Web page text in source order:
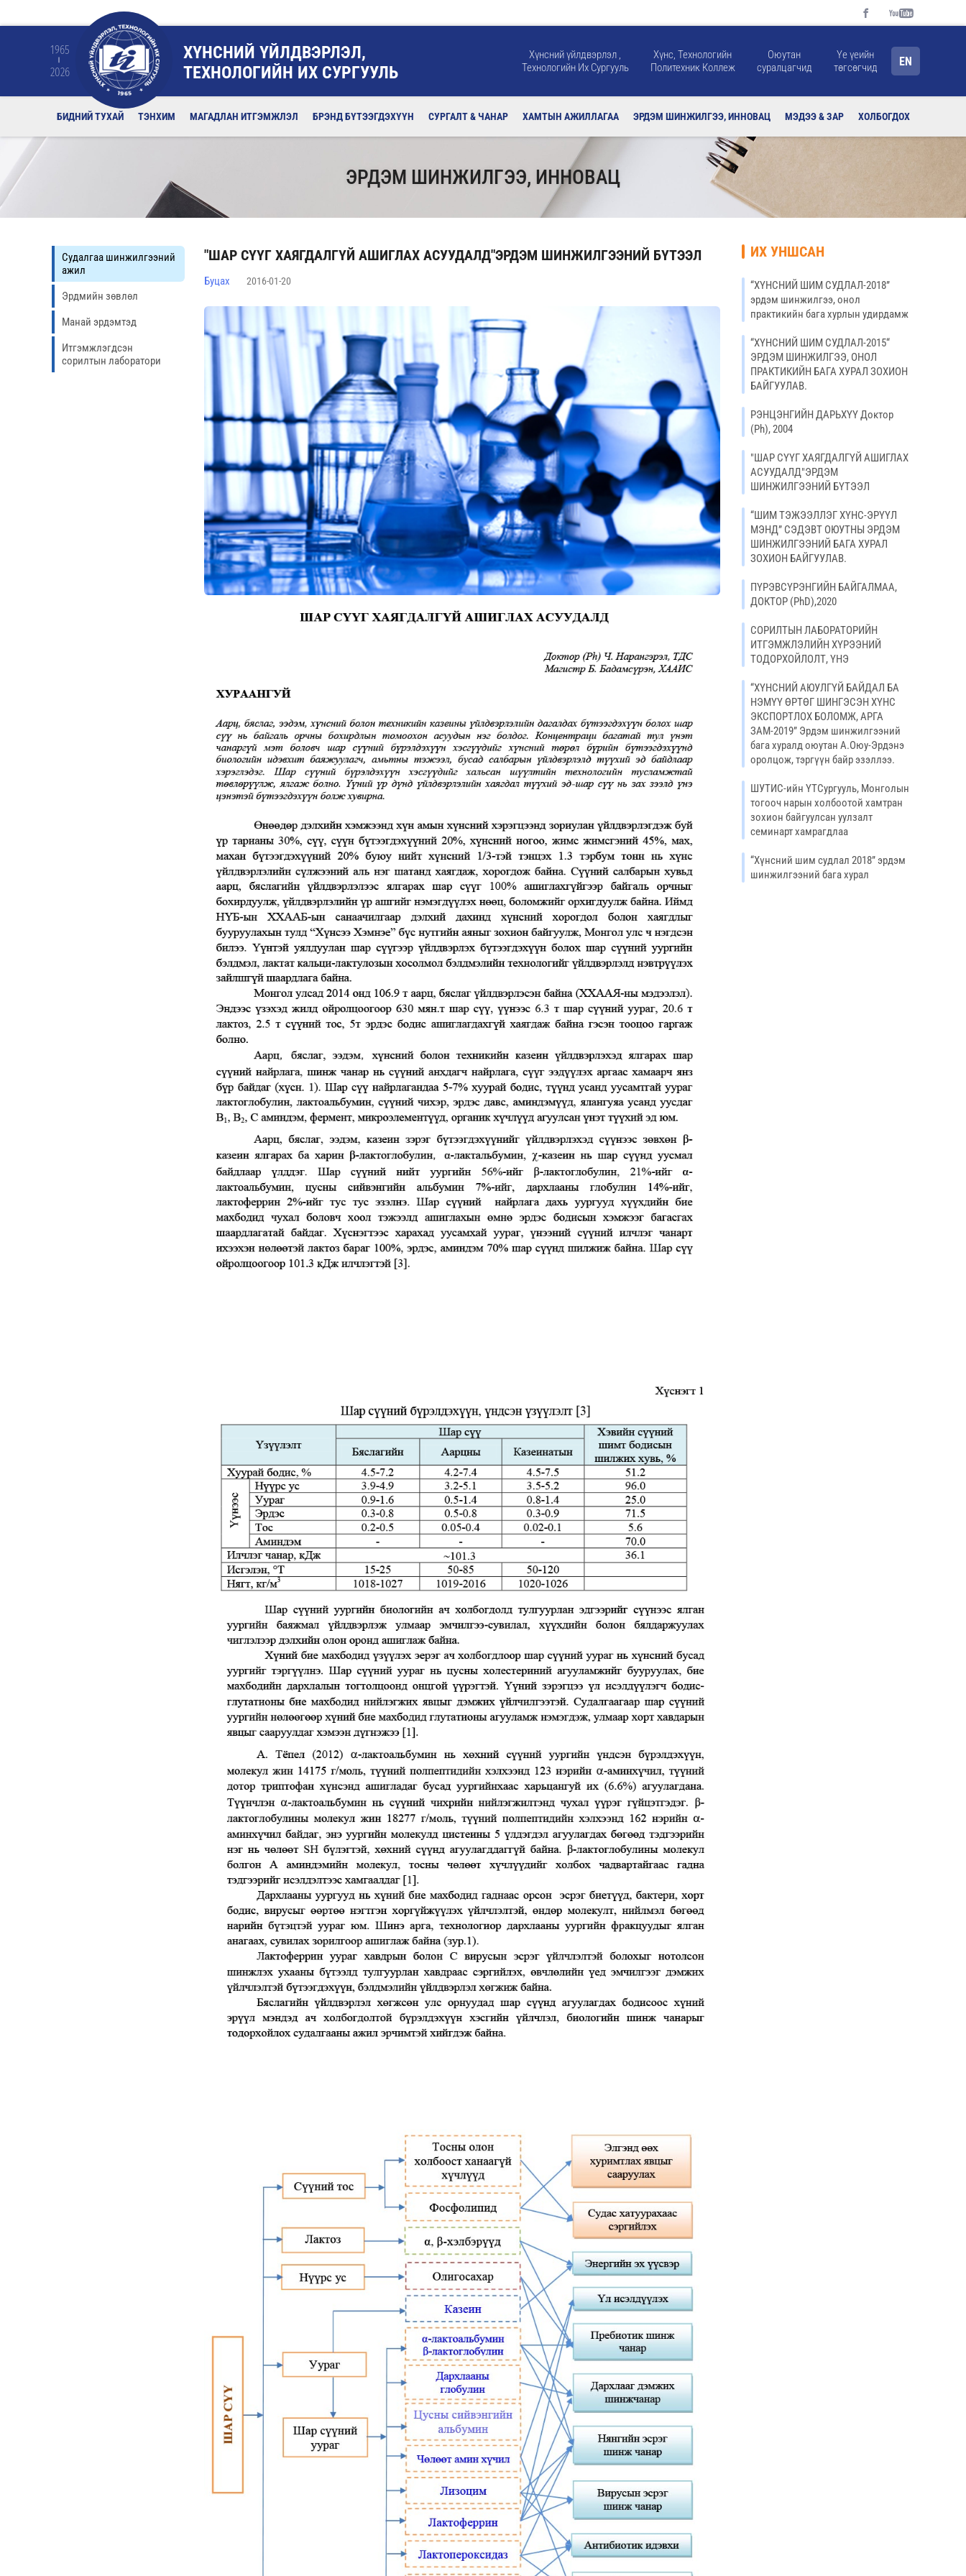
1965
2026
ХҮНСНИЙ ҮЙЛДВЭРЛЭЛ,
ТЕХНОЛОГИЙН ИХ СУРГУУЛЬ
Хүнсний үйлдвэрлэл ,
Технологийн Их Сургууль
Хүнс, Технологийн
Политехник Коллеж
Оюутан
суралцагчид
Үе үеийн
төгсөгчид
EN
БИДНИЙ ТУХАЙ ТЭНХИМ МАГАДЛАН ИТГЭМЖЛЭЛ БРЭНД БҮТЭЭГДЭХҮҮН СУРГАЛТ & ЧАНАР ХАМТЫН АЖИЛЛАГАА ЭРДЭМ ШИНЖИЛГЭЭ, ИННОВАЦ МЭДЭЭ & ЗАР ХОЛБОГДОХ
ЭРДЭМ ШИНЖИЛГЭЭ, ИННОВАЦ
Судалгаа шинжилгээний
ажил
Эрдмийн зөвлөл
Манай эрдэмтэд
Итгэмжлэгдсэн
сорилтын лаборатори
"ШАР СҮҮГ ХАЯГДАЛГҮЙ АШИГЛАХ АСУУДАЛД"ЭРДЭМ ШИНЖИЛГЭЭНИЙ БҮТЭЭЛ
Буцах 2016-01-20
ИХ УНШСАН
“ХҮНСНИЙ ШИМ СУДЛАЛ-2018”
эрдэм шинжилгээ, онол
практикийн бага хурлын удирдамж
“ХҮНСНИЙ ШИМ СУДЛАЛ-2015“
ЭРДЭМ ШИНЖИЛГЭЭ, ОНОЛ
ПРАКТИКИЙН БАГА ХУРАЛ ЗОХИОН
БАЙГУУЛАВ.
РЭНЦЭНГИЙН ДАРЬХҮҮ Доктор
(Ph), 2004
"ШАР СҮҮГ ХАЯГДАЛГҮЙ АШИГЛАХ
АСУУДАЛД"ЭРДЭМ
ШИНЖИЛГЭЭНИЙ БҮТЭЭЛ
“ШИМ ТЭЖЭЭЛЛЭГ ХҮНС-ЭРҮҮЛ
МЭНД” СЭДЭВТ ОЮУТНЫ ЭРДЭМ
ШИНЖИЛГЭЭНИЙ БАГА ХУРАЛ
ЗОХИОН БАЙГУУЛАВ.
ПҮРЭВСҮРЭНГИЙН БАЙГАЛМАА,
ДОКТОР (PhD),2020
СОРИЛТЫН ЛАБОРАТОРИЙН
ИТГЭМЖЛЭЛИЙН ХҮРЭЭНИЙ
ТОДОРХОЙЛОЛТ, ҮНЭ
“ХҮНСНИЙ АЮУЛГҮЙ БАЙДАЛ БА
НЭМҮҮ ӨРТӨГ ШИНГЭСЭН ХҮНС
ЭКСПОРТЛОХ БОЛОМЖ, АРГА
ЗАМ-2019” Эрдэм шинжилгээний
бага хуралд оюутан А.Оюу-Эрдэнэ
оролцож, тэргүүн байр эзэллээ.
ШУТИС-ийн ҮТСургууль, Монголын
тогооч нарын холбоотой хамтран
зохион байгуулсан уулзалт
семинарт хамрагдлаа
“Хүнсний шим судлал 2018” эрдэм
шинжилгээний бага хурал